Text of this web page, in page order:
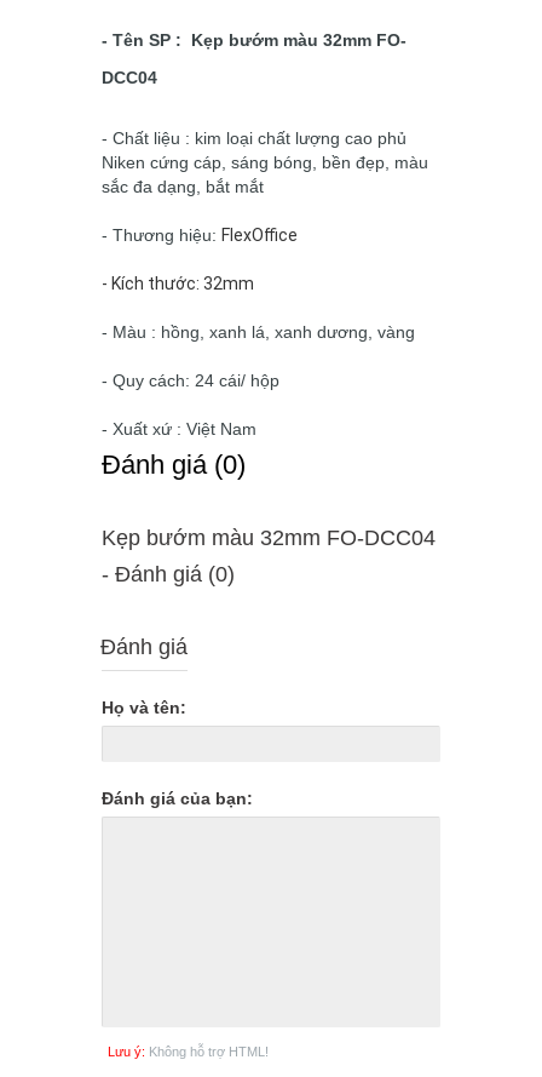
- Tên SP : Kẹp bướm màu 32mm FO-
DCC04
- Chất liệu : kim loại chất lượng cao phủ
Niken cứng cáp, sáng bóng, bền đẹp, màu
sắc đa dạng, bắt mắt
- Thương hiệu: FlexOffice
- Kích thước: 32mm
- Màu : hồng, xanh lá, xanh dương, vàng
- Quy cách: 24 cái/ hộp
- Xuất xứ : Việt Nam
Ðánh giá (0)
Kẹp bướm màu 32mm FO-DCC04
- Ðánh giá (0)
Đánh giá
Họ và tên:
Đánh giá của bạn:
Lưu ý: Không hỗ trợ HTML!